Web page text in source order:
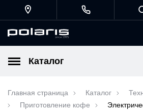
Каталог
Главная страница Каталог
Приготовление кофе